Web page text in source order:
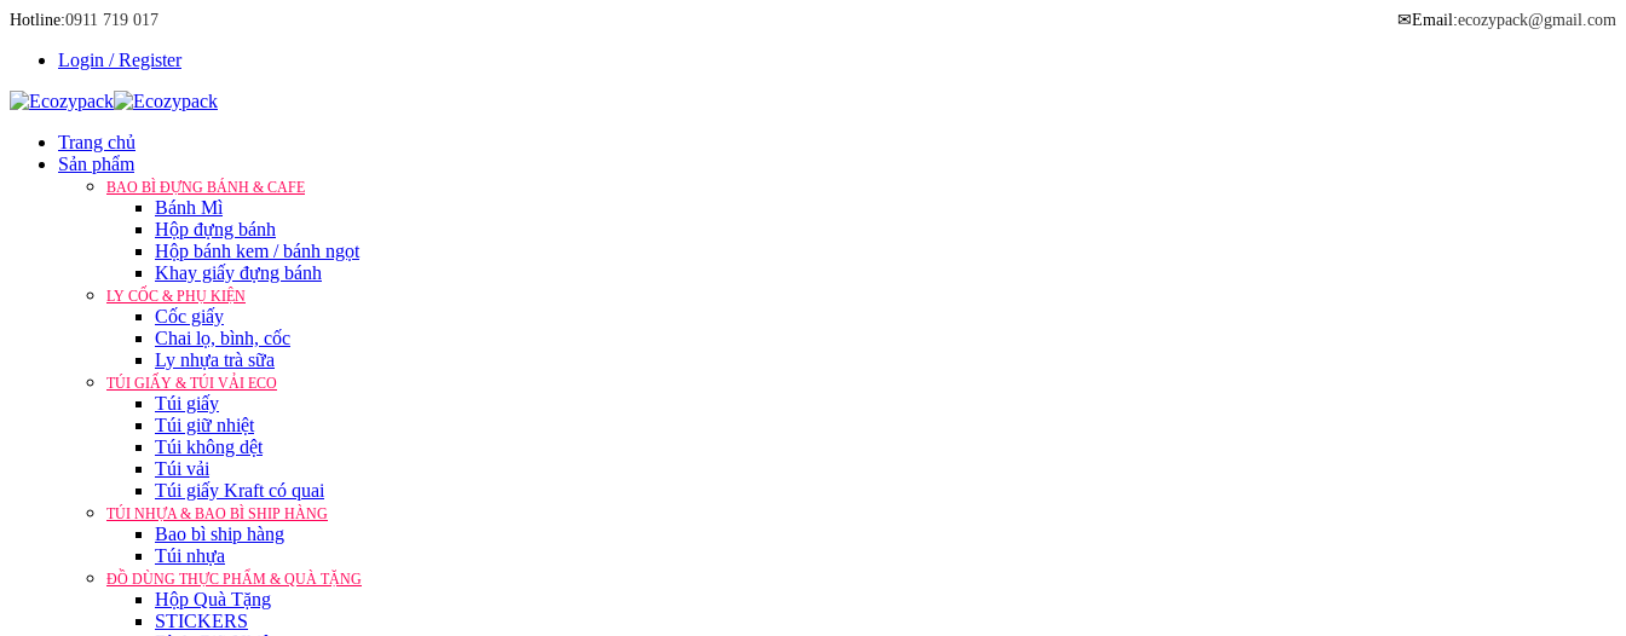
Hotline:0911 719 017 ✉Email:ecozypack@gmail.com
Login / Register
Trang chủ
Sản phẩm
BAO BÌ ĐỰNG BÁNH & CAFE
Bánh Mì
Hộp đựng bánh
Hộp bánh kem / bánh ngọt
Khay giấy đựng bánh
LY CỐC & PHỤ KIỆN
Cốc giấy
Chai lọ, bình, cốc
Ly nhựa trà sữa
TÚI GIẤY & TÚI VẢI ECO
Túi giấy
Túi giữ nhiệt
Túi không dệt
Túi vải
Túi giấy Kraft có quai
TÚI NHỰA & BAO BÌ SHIP HÀNG
Bao bì ship hàng
Túi nhựa
ĐỒ DÙNG THỰC PHẨM & QUÀ TẶNG
Hộp Quà Tặng
STICKERS